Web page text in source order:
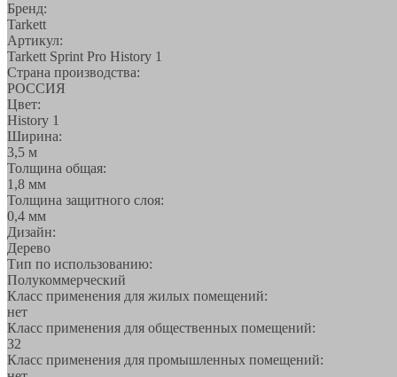
Бренд:
Tarkett
Артикул:
Tarkett Sprint Pro History 1
Страна производства:
РОССИЯ
Цвет:
History 1
Ширина:
3,5 м
Толщина общая:
1,8 мм
Толщина защитного слоя:
0,4 мм
Дизайн:
Дерево
Тип по использованию:
Полукоммерческий
Класс применения для жилых помещений:
нет
Класс применения для общественных помещений:
32
Класс применения для промышленных помещений: